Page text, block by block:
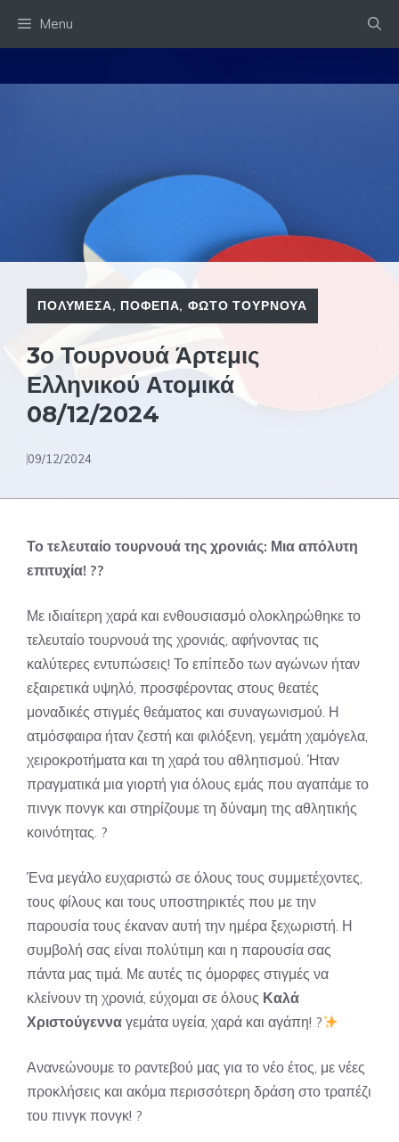
Menu
ΠΟΛΥΜΕΣΑ, ΠΟΦΕΠΑ,ΦΩΤΟ ΤΟΥΡΝΟΥΑ
3ο Τουρνουά Άρτεμις
Ελληνικού Ατομικά
08/12/2024
09/12/2024
Το τελευταίο τουρνουά της χρονιάς: Μια απόλυτη
επιτυχία! ??
Με ιδιαίτερη χαρά και ενθουσιασμό ολοκληρώθηκε το
τελευταίο τουρνουά της χρονιάς, αφήνοντας τις
καλύτερες εντυπώσεις! Το επίπεδο των αγώνων ήταν
εξαιρετικά υψηλό, προσφέροντας στους θεατές
μοναδικές στιγμές θεάματος και συναγωνισμού. Η
ατμόσφαιρα ήταν ζεστή και φιλόξενη, γεμάτη χαμόγελα,
χειροκροτήματα και τη χαρά του αθλητισμού. Ήταν
πραγματικά μια γιορτή για όλους εμάς που αγαπάμε το
πινγκ πονγκ και στηρίζουμε τη δύναμη της αθλητικής
κοινότητας. ?
Ένα μεγάλο ευχαριστώ σε όλους τους συμμετέχοντες,
τους φίλους και τους υποστηρικτές που με την
παρουσία τους έκαναν αυτή την ημέρα ξεχωριστή. Η
συμβολή σας είναι πολύτιμη και η παρουσία σας
πάντα μας τιμά. Με αυτές τις όμορφες στιγμές να
κλείνουν τη χρονιά, εύχομαι σε όλους Καλά
Χριστούγεννα γεμάτα υγεία, χαρά και αγάπη! ?
Ανανεώνουμε το ραντεβού μας για το νέο έτος, με νέες
προκλήσεις και ακόμα περισσότερη δράση στο τραπέζι
του πινγκ πονγκ! ?